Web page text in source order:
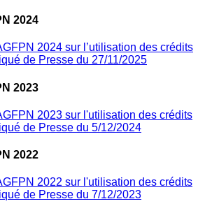
2024
2024 sur l’utilisation des crédits
de Presse du 27/11/2025
2023
2023 sur l'utilisation des crédits
de Presse du 5/12/2024
2022
2022 sur l'utilisation des crédits
de Presse du 7/12/2023